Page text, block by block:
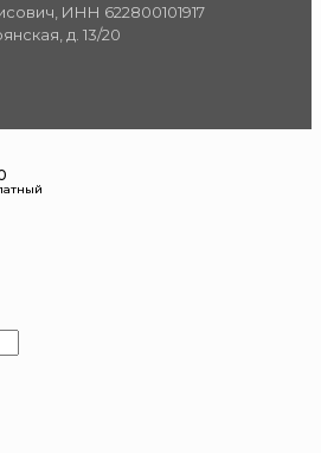
ИНН 622800101917
д. 13/20